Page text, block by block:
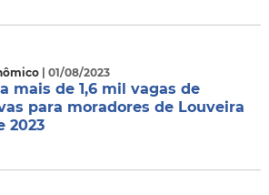
| 01/08/2023
mais de 1,6 mil vagas de
para moradores de Louveira
2023